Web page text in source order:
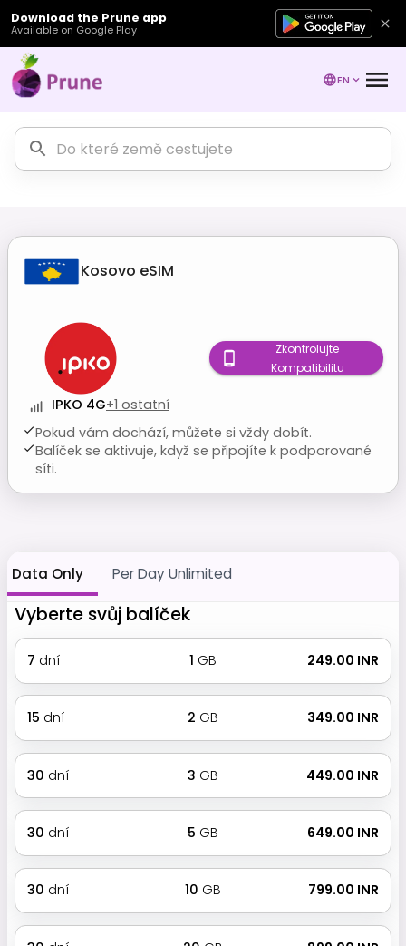
Download the Prune app
Available on Google Play
EN
Kosovo eSIM
IPKO 4G+1 ostatní
Pokud vám dochází, můžete si vždy dobít.
Balíček se aktivuje, když se připojíte k podporované
síti.
Zkontrolujte
Kompatibilitu
Data Only Per Day Unlimited
Vyberte svůj balíček
7 dní 1 GB ₹ 249.00 INR
15 dní 2 GB ₹ 349.00 INR
30 dní 3 GB ₹ 449.00 INR
30 dní 5 GB ₹ 649.00 INR
30 dní 10 GB ₹ 799.00 INR